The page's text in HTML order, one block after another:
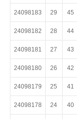
24098183 29 45
24098182 28 44
24098181 27 43
24098180 26 42
24098179 25 41
24098178 24 40